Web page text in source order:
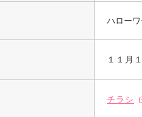
ハロー
１１月
チラシ